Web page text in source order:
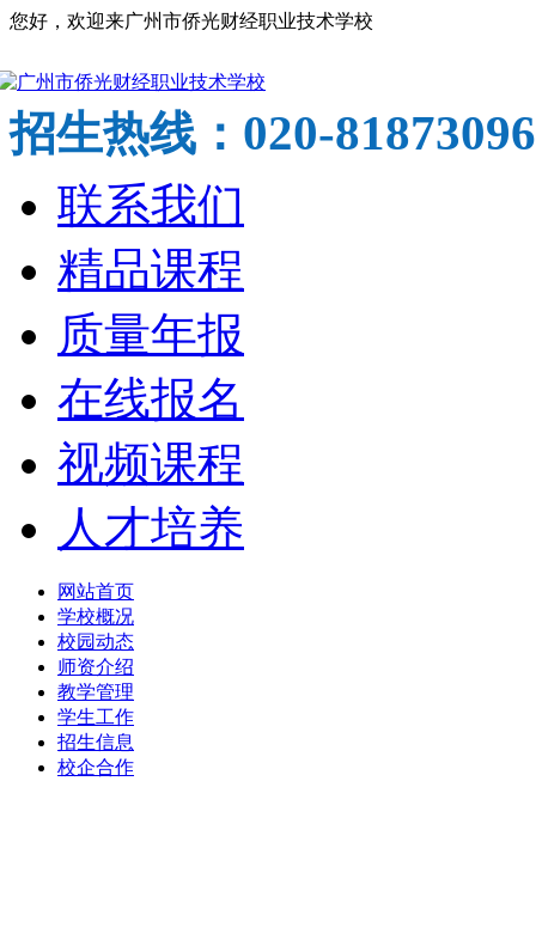
您好，欢迎来广州市侨光财经职业技术学校
招生热线： 020-81873096
联系我们
精品课程
质量年报
在线报名
视频课程
人才培养
网站首页
学校概况
校园动态
师资介绍
教学管理
学生工作
招生信息
校企合作